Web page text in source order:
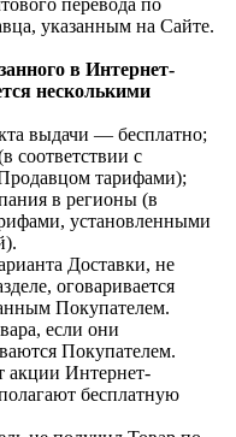
указанным на Сайте.
в Интернет-
несколькими
выдачи — бесплатно;
соответствии с
тарифами);
в регионы (в
установленными
Доставки, не
оговаривается
Покупателем.
если они
Покупателем.
акции Интернет-
бесплатную